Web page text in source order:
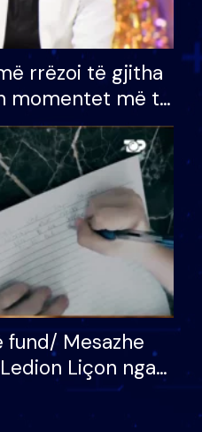
rrëzoi të gjitha
momentet më të
e BB VIP: Do më
kur…
fund/ Mesazhe
Liçon nga
tij, moderatori
Nuk meritoj…